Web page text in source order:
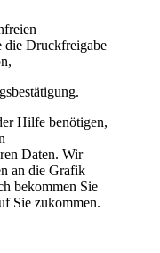
an die Grafik
bekommen Sie
Sie zukommen.
Papiertragetaschen,
Messetaschen.